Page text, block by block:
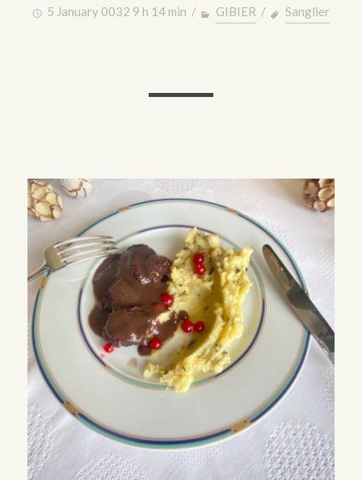
5 January 0032 9 h 14 min / GIBIER / Sanglier